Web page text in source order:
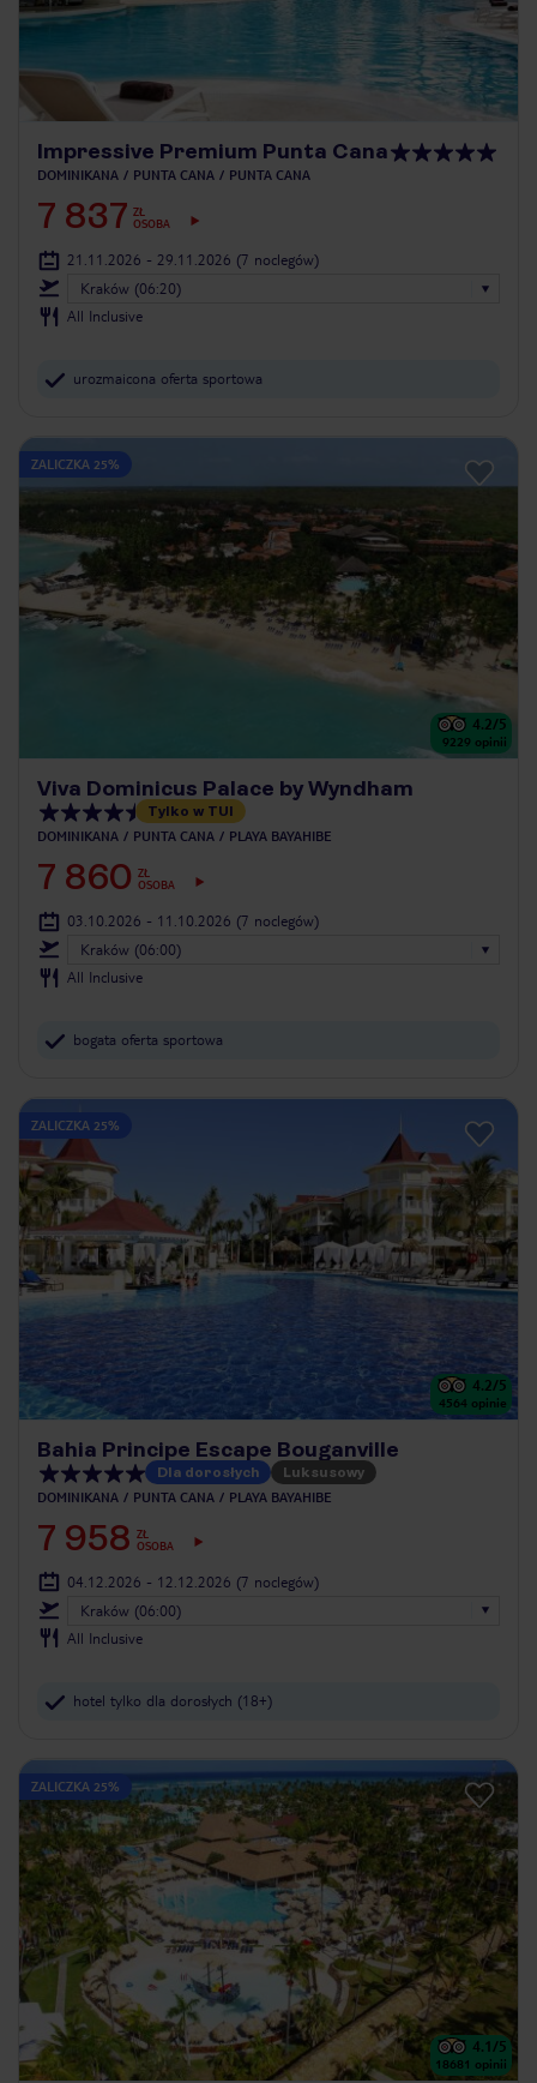
Impressive Premium Punta Cana
DOMINIKANA PUNTA CANA PUNTA CANA
7 837 ZŁ
OSOBA
21.11.2026 - 29.11.2026 (7 noclegów)
Kraków (06:20)
All Inclusive
urozmaicona oferta sportowa
ZALICZKA 25%
4.2/5
9229 opinii
Viva Dominicus Palace by Wyndham
Tylko w TUI
DOMINIKANA PUNTA CANA PLAYA BAYAHIBE
7 860 ZŁ
OSOBA
03.10.2026 - 11.10.2026 (7 noclegów)
Kraków (06:00)
All Inclusive
bogata oferta sportowa
ZALICZKA 25%
4.2/5
4564 opinie
Bahia Principe Escape Bouganville
Dla dorosłych Luksusowy
DOMINIKANA PUNTA CANA PLAYA BAYAHIBE
7 958 ZŁ
OSOBA
04.12.2026 - 12.12.2026 (7 noclegów)
Kraków (06:00)
All Inclusive
hotel tylko dla dorosłych (18+)
ZALICZKA 25%
4.1/5
18681 opinii